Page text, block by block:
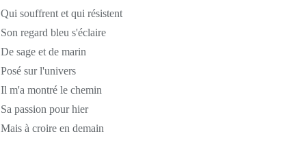
Qui souffrent et qui résistent
Son regard bleu s'éclaire
De sage et de marin
Posé sur l'univers
Il m'a montré le chemin
Sa passion pour hier
Mais à croire en demain